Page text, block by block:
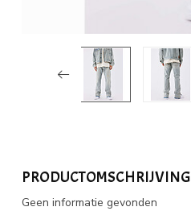
PRODUCTOMSCHRIJVING
Geen informatie gevonden